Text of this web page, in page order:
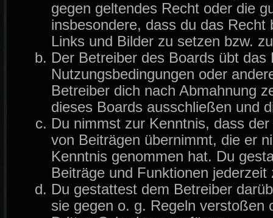
gegen geltendes Recht oder die
insbesondere, dass du das
Links und Bilder zu setzen bzw.
Der Betreiber des Boards übt
Nutzungsbedingungen oder
Betreiber dich nach Abmahnung
dieses Boards ausschließen und
Du nimmst zur Kenntnis, dass
von Beiträgen übernimmt, die er
Kenntnis genommen hat. Du
Beiträge und Funktionen
Du gestattest dem Betreiber
sie gegen o. g. Regeln verstoßen